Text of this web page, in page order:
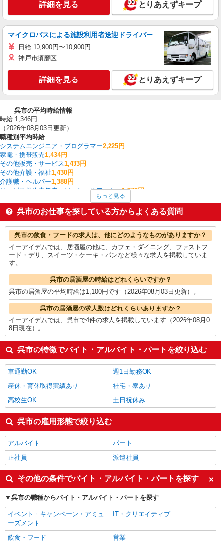
詳細を見る とりあえずキープ
マイクロバスによる施設利用者送迎ドライバー
日給 10,900円〜10,900円
神戸市須磨区
詳細を見る とりあえずキープ
呉市の平均時給情報
時給 1,346円
（2026年08月03日更新）
職種別平均時給
システムエンジニア・プログラマー2,225円
家電・携帯販売1,434円
その他販売・サービス1,433円
その他介護・福祉1,430円
介護職・ヘルパー1,388円
サービス提供責任者・ソーシャルワーカー1,379円
1,368円
その他飲食・フード1,350円
板金・塗装・溶接1,350円
製造・組立・加工1,340円
呉市の他の職種の平均時給を見る
もっと見る
呉市のお仕事を探している方からよくある質問
呉市の飲食・フードの求人は、他にどのようなものがありますか？
イーアイデムでは、居酒屋の他に、カフェ・ダイニング、ファストフ
ード・デリ、スイーツ・ケーキ・パンなど様々な求人を掲載していま
す。
呉市の居酒屋の時給はどれくらいですか？
呉市の居酒屋の平均時給は1,100円です（2026年08月03日更新）。
呉市の居酒屋の求人数はどれくらいありますか？
イーアイデムでは、呉市で4件の求人を掲載しています（2026年08月0
8日現在）。
呉市の特徴でバイト・アルバイト・パートを絞り込む
車通勤OK
週1日勤務OK
産休・育休取得実績あり
社宅・寮あり
高校生OK
土日祝休み
呉市の雇用形態で絞り込む
アルバイト
パート
正社員
派遣社員
その他の条件でバイト・アルバイト・パートを探す
呉市の職種からバイト・アルバイト・パートを探す
イベント・キャンペーン・アミュ
ーズメント
IT・クリエイティブ
飲食・フード
営業